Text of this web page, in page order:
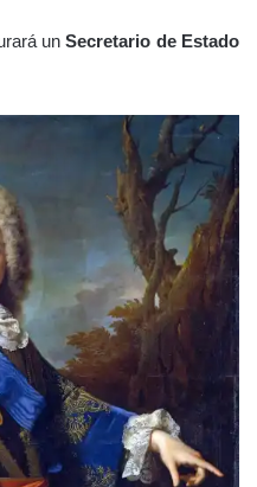
unSecretario de Estado